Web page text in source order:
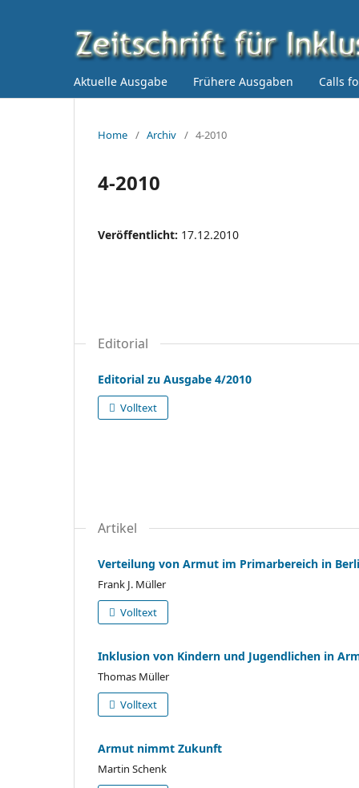
Aktuelle Ausgabe Frühere Ausgaben Calls
Home / Archiv / 4-2010
4-2010
Veröffentlicht: 17.12.2010
Editorial
Editorial zu Ausgabe 4/2010
Volltext
Artikel
Verteilung von Armut im Primarbereich in
Frank J. Müller
Volltext
Inklusion von Kindern und Jugendlichen in
Thomas Müller
Volltext
Armut nimmt Zukunft
Martin Schenk